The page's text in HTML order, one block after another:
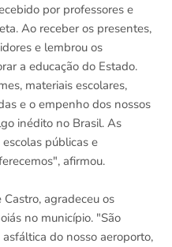
por professores e
Ao receber os presentes,
e lembrou os
a educação do Estado.
materiais escolares,
e o empenho dos nossos
inédito no Brasil. As
públicas e
afirmou.
agradeceu os
no município. "São
do nosso aeroporto,